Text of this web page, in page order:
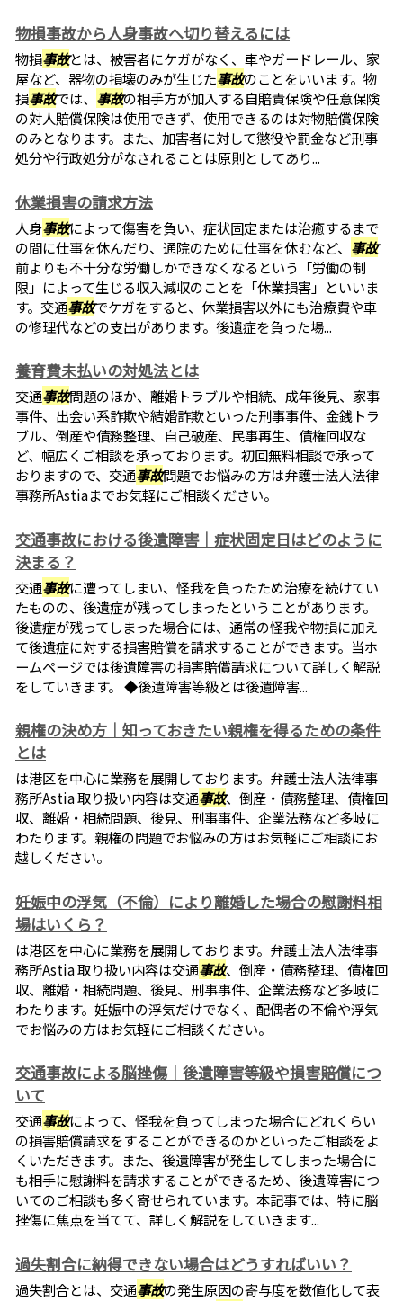
物損事故から人身事故へ切り替えるには
物損事故とは、被害者にケガがなく、車やガードレール、家
屋など、器物の損壊のみが生じた事故のことをいいます。物
損事故では、 事故の相手方が加入する自賠責保険や任意保険
の対人賠償保険は使用できず、使用できるのは対物賠償保険
のみとなります。また、加害者に対して懲役や罰金など刑事
処分や行政処分がなされることは原則としてあり...
休業損害の請求方法
人身事故によって傷害を負い、症状固定または治癒するまで
の間に仕事を休んだり、通院のために仕事を休むなど、 事故
前よりも不十分な労働しかできなくなるという「労働の制
限」によって生じる収入減収のことを「休業損害」といいま
す。交通事故でケガをすると、休業損害以外にも治療費や車
の修理代などの支出があります。後遺症を負った場...
養育費未払いの対処法とは
交通事故問題のほか、離婚トラブルや相続、成年後見、家事
事件、出会い系詐欺や結婚詐欺といった刑事事件、金銭トラ
ブル、倒産や債務整理、自己破産、民事再生、債権回収な
ど、幅広くご相談を承っております。初回無料相談で承って
おりますので、交通事故問題でお悩みの方は弁護士法人法律
事務所Astiaまでお気軽にご相談ください。
交通事故における後遺障害｜症状固定日はどのように
決まる？
交通事故に遭ってしまい、怪我を負ったため治療を続けてい
たものの、後遺症が残ってしまったということがあります。
後遺症が残ってしまった場合には、通常の怪我や物損に加え
て後遺症に対する損害賠償を請求することができます。当ホ
ームページでは後遺障害の損害賠償請求について詳しく解説
をしていきます。 ◆後遺障害等級とは後遺障害...
親権の決め方｜知っておきたい親権を得るための条件
とは
は港区を中心に業務を展開しております。弁護士法人法律事
務所Astia 取り扱い内容は交通事故、倒産・債務整理、債権回
収、離婚・相続問題、後見、刑事事件、企業法務など多岐に
わたります。親権の問題でお悩みの方はお気軽にご相談にお
越しください。
妊娠中の浮気（不倫）により離婚した場合の慰謝料相
場はいくら？
は港区を中心に業務を展開しております。弁護士法人法律事
務所Astia 取り扱い内容は交通事故、倒産・債務整理、債権回
収、離婚・相続問題、後見、刑事事件、企業法務など多岐に
わたります。妊娠中の浮気だけでなく、配偶者の不倫や浮気
でお悩みの方はお気軽にご相談ください。
交通事故による脳挫傷｜後遺障害等級や損害賠償につ
いて
交通事故によって、怪我を負ってしまった場合にどれくらい
の損害賠償請求をすることができるのかといったご相談をよ
くいただきます。また、後遺障害が発生してしまった場合に
も相手に慰謝料を請求することができるため、後遺障害につ
いてのご相談も多く寄せられています。本記事では、特に脳
挫傷に焦点を当てて、詳しく解説をしていきます...
過失割合に納得できない場合はどうすればいい？
過失割合とは、交通事故の発生原因の寄与度を数値化して表